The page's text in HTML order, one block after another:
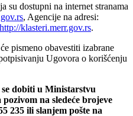
su dostupni na internet stranama
, Agencije na adresi:
http://klasteri.merr.gov.rs.
pismeno obavestiti izabrane
Ugovora o korišćenju
dobiti u Ministarstvu
na sledeće brojeve
235 ili slanjem pošte na